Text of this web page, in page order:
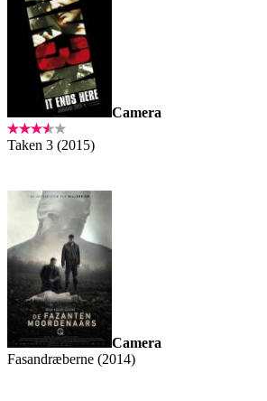
Camera
Taken 3 (2015)
Camera
Fasandræberne (2014)